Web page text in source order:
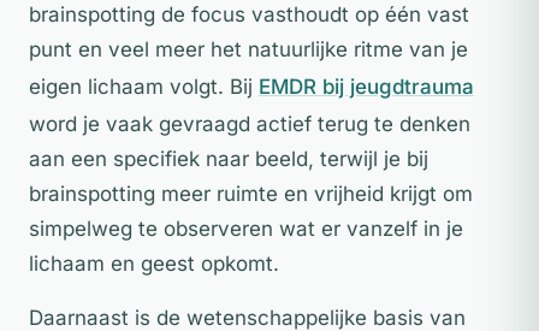
brainspotting de focus vasthoudt op één vast
punt en veel meer het natuurlijke ritme van je
eigen lichaam volgt. Bij EMDR bij jeugdtrauma
word je vaak gevraagd actief terug te denken
aan een specifiek naar beeld, terwijl je bij
brainspotting meer ruimte en vrijheid krijgt om
simpelweg te observeren wat er vanzelf in je
lichaam en geest opkomt.
Daarnaast is de wetenschappelijke basis van